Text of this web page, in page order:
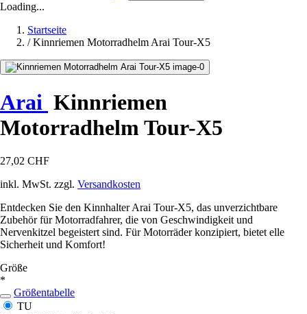
Loading...
Startseite
/ Kinnriemen Motorradhelm Arai Tour-X5
Arai Kinnriemen
Motorradhelm Tour-X5
27,02 CHF
inkl. MwSt. zzgl. Versandkosten
Entdecken Sie den Kinnhalter Arai Tour-X5, das unverzichtbare
Zubehör für Motorradfahrer, die von Geschwindigkeit und
Nervenkitzel begeistert sind. Für Motorräder konzipiert, bietet elle
Sicherheit und Komfort!
Größe
*
Größentabelle
TU